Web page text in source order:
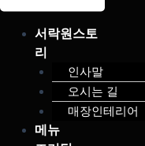
서락원스토
리
인사말
오시는 길
매장인테리어
메뉴